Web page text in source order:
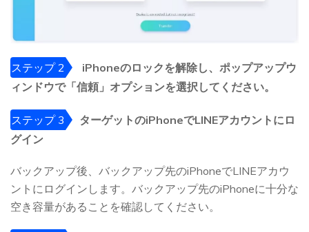
ステップ 2
iPhoneのロックを解除し、ポップアップウ
ィンドウで「信頼」オプションを選択してください。
ステップ 3
ターゲットのiPhoneでLINEアカウントにロ
グイン
バックアップ後、バックアップ先のiPhoneでLINEアカウ
ントにログインします。バックアップ先のiPhoneに十分な
空き容量があることを確認してください。